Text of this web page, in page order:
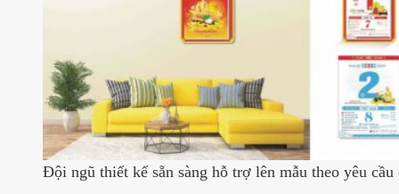
Đội ngũ thiết kế sẵn sàng hỗ trợ lên mẫu theo yêu cầu